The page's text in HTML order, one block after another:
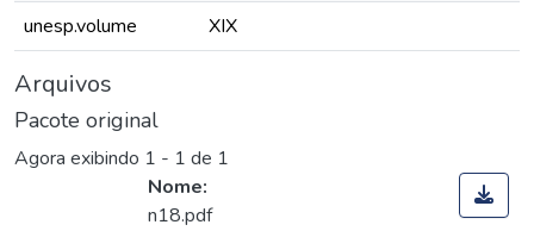
unesp.volume
XIX
Arquivos
Pacote original
Agora exibindo 1 - 1 de 1
Nome:
n18.pdf